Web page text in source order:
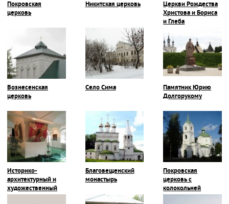
Покровская
церковь
Никитская церковь
Церкви Рождества
Христова и Бориса
и Глеба
Вознесенская
церковь
Село Сима
Памятник Юрию
Долгорукому
Историко-
архитектурный и
художественный
Благовещенский
монастырь
Покровская
церковь с
колокольней